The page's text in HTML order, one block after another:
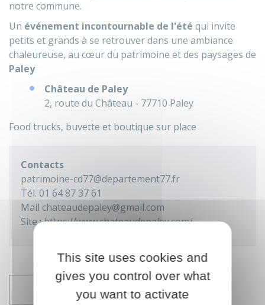
notre commune.
Un événement incontournable de l'été qui invite
petits et grands à se retrouver dans une ambiance
chaleureuse, au cœur du patrimoine et des paysages de
Paley
Château de Paley
2, route du Château - 77710 Paley
Food trucks, buvette et boutique sur place
Contacts
patrimoine-cd77@departement77.fr
Tél. 01 64 87 37 61
Mail chateaudepaley@gmail.com
Site : https://www.chateaudepaley.com/
AJOUTER À MON AGENDA
This site uses cookies and
gives you control over what
you want to activate